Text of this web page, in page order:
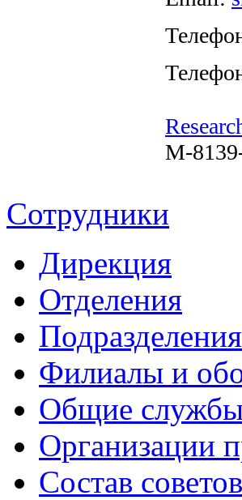
M-
Сотрудники
Дирекция
Отделения
Филиалы и
Общие
Состав советов